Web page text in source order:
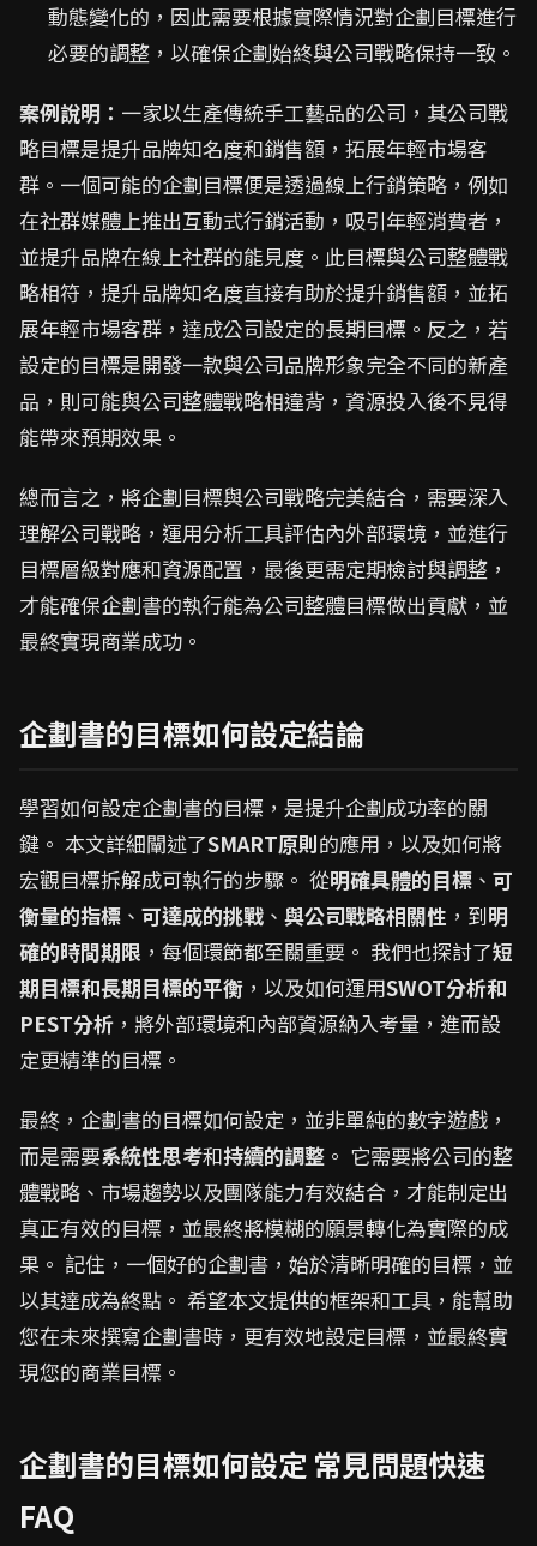
動態變化的，因此需要根據實際情況對企劃目標進行
必要的調整，以確保企劃始終與公司戰略保持一致。
案例說明： 一家以生產傳統手工藝品的公司，其公司戰
略目標是提升品牌知名度和銷售額，拓展年輕市場客
群。一個可能的企劃目標便是透過線上行銷策略，例如
在社群媒體上推出互動式行銷活動，吸引年輕消費者，
並提升品牌在線上社群的能見度。此目標與公司整體戰
略相符，提升品牌知名度直接有助於提升銷售額，並拓
展年輕市場客群，達成公司設定的長期目標。反之，若
設定的目標是開發一款與公司品牌形象完全不同的新產
品，則可能與公司整體戰略相違背，資源投入後不見得
能帶來預期效果。
總而言之，將企劃目標與公司戰略完美結合，需要深入
理解公司戰略，運用分析工具評估內外部環境，並進行
目標層級對應和資源配置，最後更需定期檢討與調整，
才能確保企劃書的執行能為公司整體目標做出貢獻，並
最終實現商業成功。
企劃書的目標如何設定結論
學習如何設定企劃書的目標，是提升企劃成功率的關
鍵。 本文詳細闡述了SMART原則的應用，以及如何將
宏觀目標拆解成可執行的步驟。 從明確具體的目標 、 可
衡量的指標 、 可達成的挑戰 、 與公司戰略相關性 ，到明
確的時間期限 ，每個環節都至關重要。 我們也探討了短
期目標和長期目標的平衡 ，以及如何運用SWOT分析和
PEST分析 ，將外部環境和內部資源納入考量，進而設
定更精準的目標。
最終，企劃書的目標如何設定，並非單純的數字遊戲，
而是需要系統性思考和持續的調整 。 它需要將公司的整
體戰略、市場趨勢以及團隊能力有效結合，才能制定出
真正有效的目標，並最終將模糊的願景轉化為實際的成
果。 記住，一個好的企劃書，始於清晰明確的目標，並
以其達成為終點。 希望本文提供的框架和工具，能幫助
您在未來撰寫企劃書時，更有效地設定目標，並最終實
現您的商業目標。
企劃書的目標如何設定 常見問題快速
FAQ